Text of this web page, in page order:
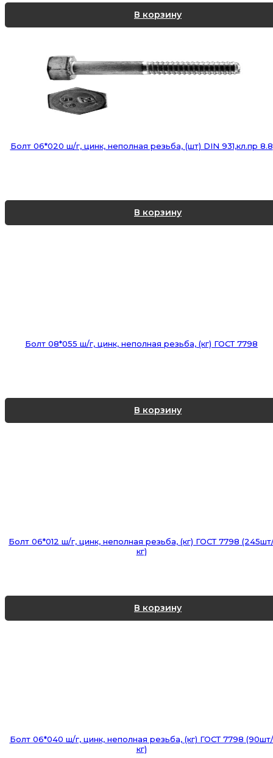
В корзину
Болт 06*020 ш/г, цинк, неполная резьба, (шт) DIN 931,кл.пр 8.8
В корзину
Болт 08*055 ш/г, цинк, неполная резьба, (кг) ГОСТ 7798
В корзину
Болт 06*012 ш/г, цинк, неполная резьба, (кг) ГОСТ 7798
кг)
В корзину
Болт 06*040 ш/г, цинк, неполная резьба, (кг) ГОСТ 7798 (90шт/
кг)